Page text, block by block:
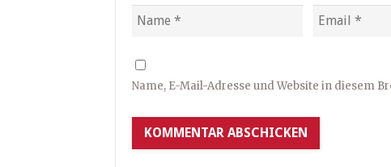
Name, E-Mail-Adresse und Website in diesem